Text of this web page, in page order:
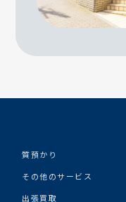
質預かり
その他のサービス
出張買取